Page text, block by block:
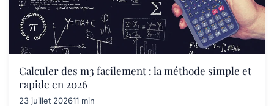
Calculer des m3 facilement : la méthode simple et
rapide en 2026
23 juillet 202611 min